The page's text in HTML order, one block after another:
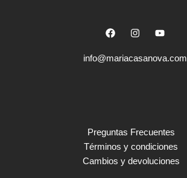
F
a
e
I
n
t
Y
o
t
info@mariacasanova.com
Preguntas Frecuentes
Términos y condiciones
Cambios y devoluciones